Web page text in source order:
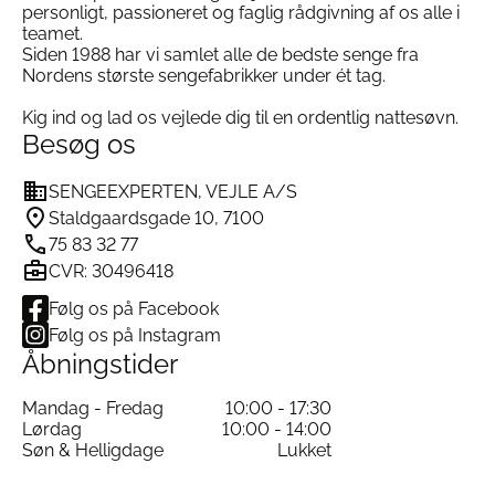
personligt, passioneret og faglig rådgivning af os alle i
teamet.
Siden 1988 har vi samlet alle de bedste senge fra
Nordens største sengefabrikker under ét tag.
Kig ind og lad os vejlede dig til en ordentlig nattesøvn.
Besøg os
SENGEEXPERTEN, VEJLE A/S
Staldgaardsgade 10, 7100
75 83 32 77
CVR: 30496418
Følg os på Facebook
Følg os på Instagram
Åbningstider
Mandag - Fredag
10:00 - 17:30
Lørdag
10:00 - 14:00
Søn & Helligdage
Lukket